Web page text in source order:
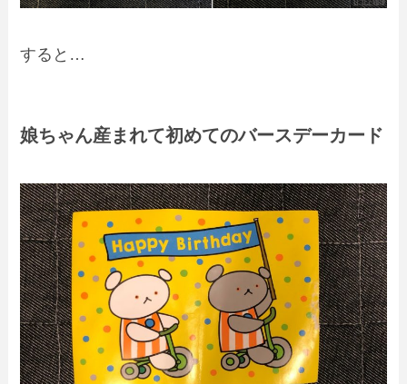
すると…
娘ちゃん産まれて初めてのバースデーカード